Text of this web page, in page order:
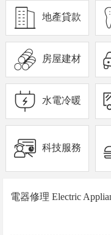
地產貸款
房屋建材
水電冷暖
科技服務